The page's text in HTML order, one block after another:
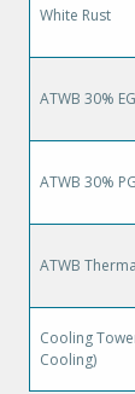
White Rust
ATWB 30%
ATWB 30%
ATWB
Cooling
Cooling)